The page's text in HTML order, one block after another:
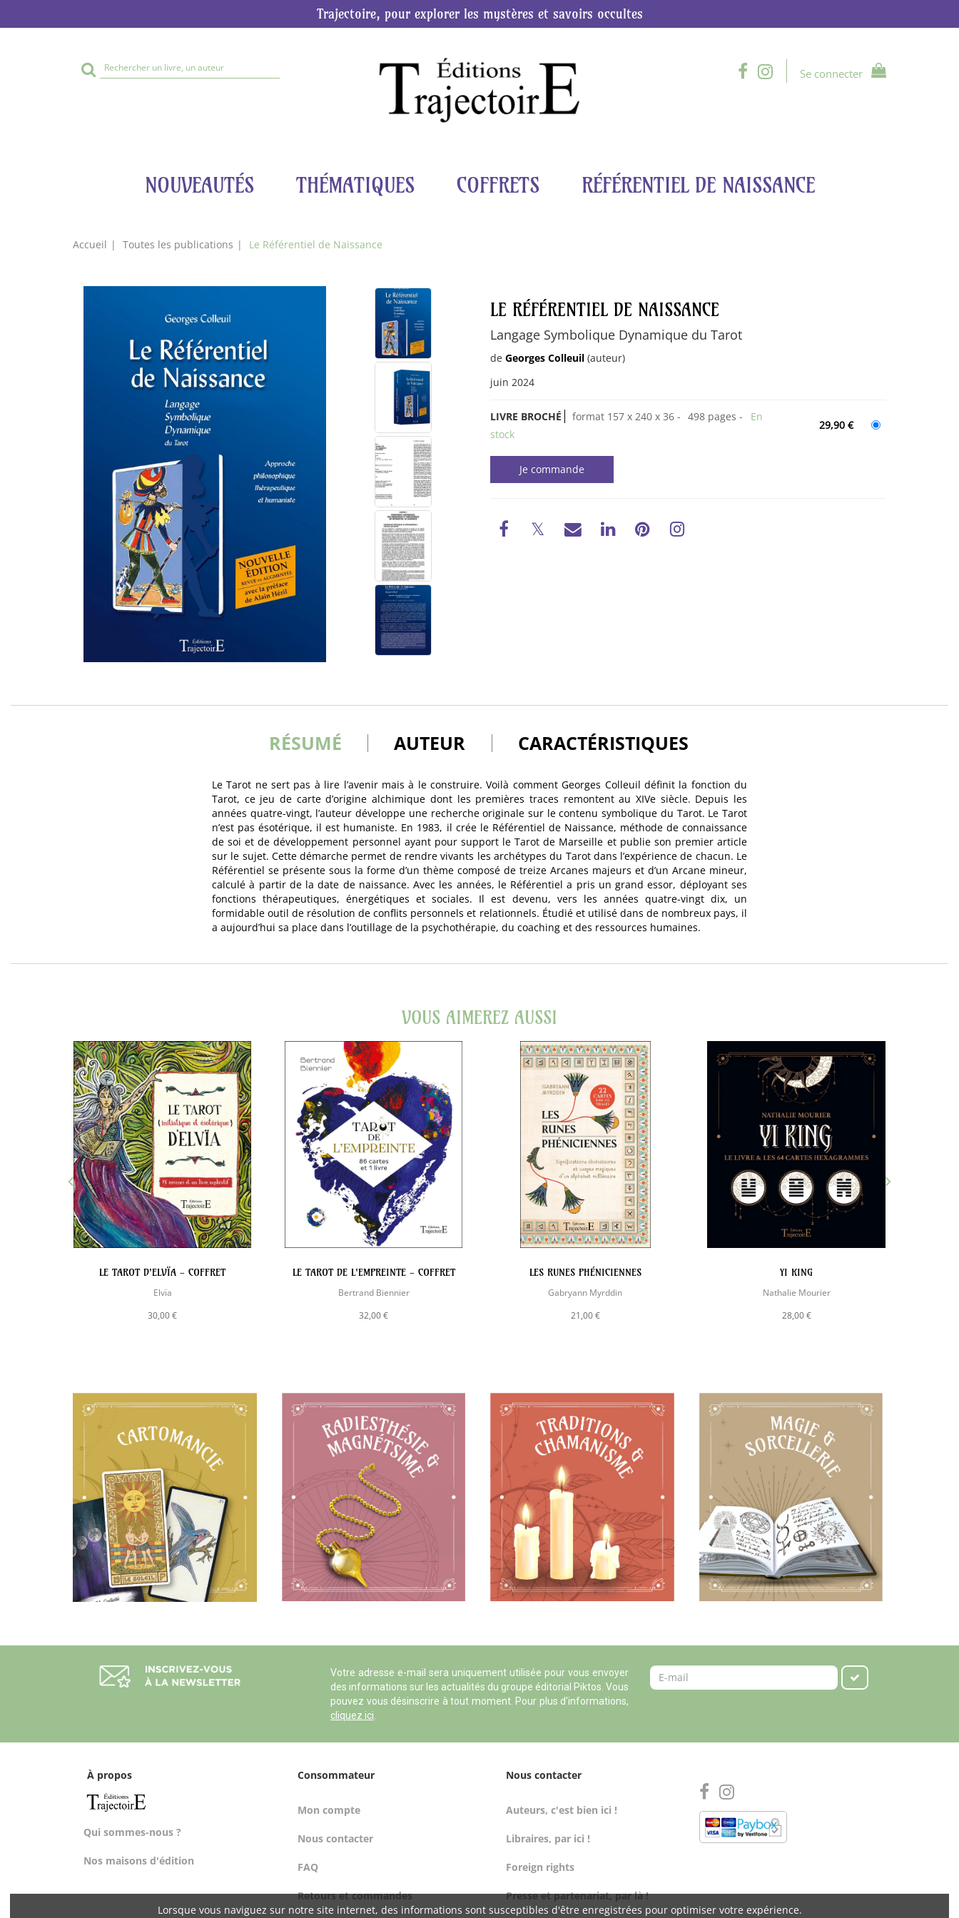
Lorsque vous naviguez sur notre site internet, des informations sont susceptibles d'être enregistrées pour optimiser votre expérience.
Trajectoire, pour explorer les mystères et savoirs occultes
Rechercher
sur
Se connecter
NOUVEAUTÉS THÉMATIQUES COFFRETS RÉFÉRENTIEL DE NAISSANCE
Accueil Toutes les publications Le Référentiel de Naissance
LE RÉFÉRENTIEL DE NAISSANCE
Langage Symbolique Dynamique du Tarot
de Georges Colleuil (auteur)
juin 2024
LIVRE BROCHÉ format 157 x 240 x 36 498 pages
En
stock
29,90 €
RÉSUMÉ AUTEUR CARACTÉRISTIQUES
Le Tarot ne sert pas à lire l’avenir mais à le construire. Voilà comment Georges Colleuil définit la fonction du
Tarot, ce jeu de carte d’origine alchimique dont les premières traces remontent au XIVe siècle. Depuis les
années quatre-vingt, l’auteur développe une recherche originale sur le contenu symbolique du Tarot. Le Tarot
n’est pas ésotérique, il est humaniste. En 1983, il crée le Référentiel de Naissance, méthode de connaissance
de soi et de développement personnel ayant pour support le Tarot de Marseille et publie son premier article
sur le sujet. Cette démarche permet de rendre vivants les archétypes du Tarot dans l’expérience de chacun. Le
Référentiel se présente sous la forme d’un thème composé de treize Arcanes majeurs et d’un Arcane mineur,
calculé à partir de la date de naissance. Avec les années, le Référentiel a pris un grand essor, déployant ses
fonctions thérapeutiques, énergétiques et sociales. Il est devenu, vers les années quatre-vingt dix, un
formidable outil de résolution de conflits personnels et relationnels. Étudié et utilisé dans de nombreux pays, il
a aujourd’hui sa place dans l’outillage de la psychothérapie, du coaching et des ressources humaines.
VOUS AIMEREZ AUSSI
LE TAROT D'ELVÏA - COFFRET
Elvïa
30,00 €
LE TAROT DE L'EMPREINTE - COFFRET
Bertrand Biennier
32,00 €
LES RUNES PHÉNICIENNES
Gabryann Myrddin
21,00 €
YI KING
Nathalie Mourier
28,00 €
Votre adresse e-mail sera uniquement utilisée pour vous envoyer
des informations sur les actualités du groupe éditorial Piktos. Vous
pouvez vous désinscrire à tout moment. Pour plus d'informations,
cliquez ici
À propos
Qui sommes-nous ?
Nos maisons d'édition
Consommateur
Mon compte
Nous contacter
FAQ
Retours et commandes
Nous contacter
Auteurs, c'est bien ici !
Libraires, par ici !
Foreign rights
Presse et partenariat, par là !